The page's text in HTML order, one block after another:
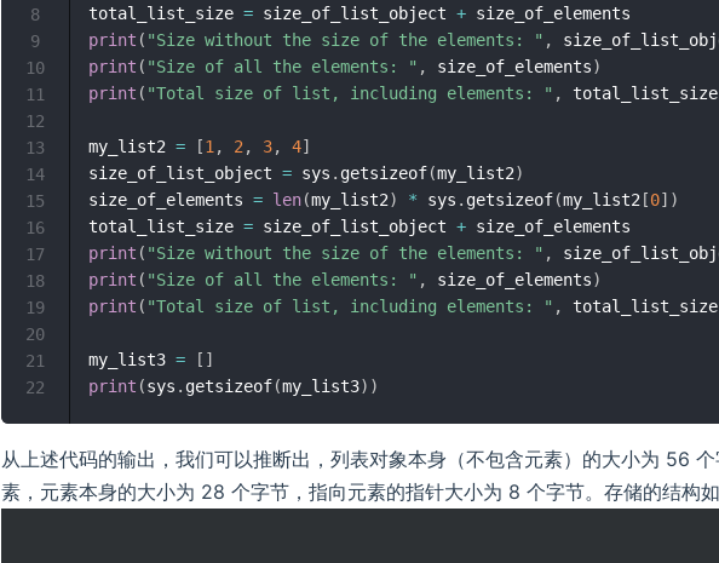
total_list_size = size_of_list_object +
print ( "Size without the size of the elements: " ,
print ( "Size of all the elements: " , size_of_elements)
print ( "Total size of list, including elements: " , total_list_size
my_list2 = [1 , 2 , 3, 4]
size_of_list_object = sys . getsizeof(my_list2)
size_of_elements = len(my_list2) * sys . getsizeof(my_list2 [0] )
total_list_size = size_of_list_object +
print ( "Size without the size of the elements: " ,
print ( "Size of all the elements: " , size_of_elements)
print ( "Total size of list, including elements: " , total_list_size
my_list3 = [ ]
print (sys . getsizeof(my_list3) )
8
9
10
11
12
13
14
15
16
17
18
19
20
21
22
从上述代码的输出，我们可以推断出，列表对象本身（不包含元素）的大小为 56
素，元素本身的大小为 28 个字节，指向元素的指针大小为 8 个字节。存储的结构如